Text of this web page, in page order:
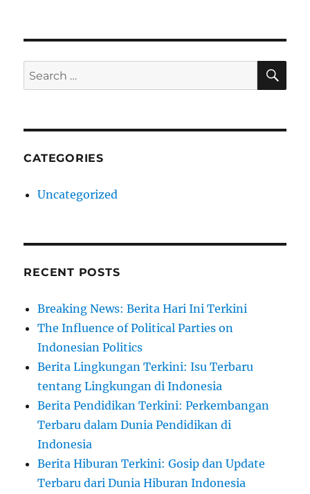
Search
for:
CATEGORIES
Uncategorized
RECENT POSTS
Breaking News: Berita Hari Ini Terkini
The Influence of Political Parties on
Indonesian Politics
Berita Lingkungan Terkini: Isu Terbaru
tentang Lingkungan di Indonesia
Berita Pendidikan Terkini: Perkembangan
Terbaru dalam Dunia Pendidikan di
Indonesia
Berita Hiburan Terkini: Gosip dan Update
Terbaru dari Dunia Hiburan Indonesia